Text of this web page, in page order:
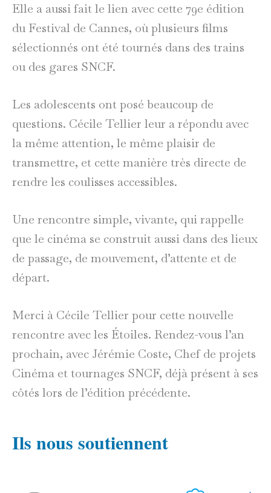
Elle a aussi fait le lien avec cette 79e édition
du Festival de Cannes, où plusieurs films
sélectionnés ont été tournés dans des trains
ou des gares SNCF.
Les adolescents ont posé beaucoup de
questions. Cécile Tellier leur a répondu avec
la même attention, le même plaisir de
transmettre, et cette manière très directe de
rendre les coulisses accessibles.
Une rencontre simple, vivante, qui rappelle
que le cinéma se construit aussi dans des lieux
de passage, de mouvement, d’attente et de
départ.
Merci à Cécile Tellier pour cette nouvelle
rencontre avec les Étoiles. Rendez-vous l’an
prochain, avec Jérémie Coste, Chef de projets
Cinéma et tournages SNCF, déjà présent à ses
côtés lors de l’édition précédente.
Ils nous soutiennent